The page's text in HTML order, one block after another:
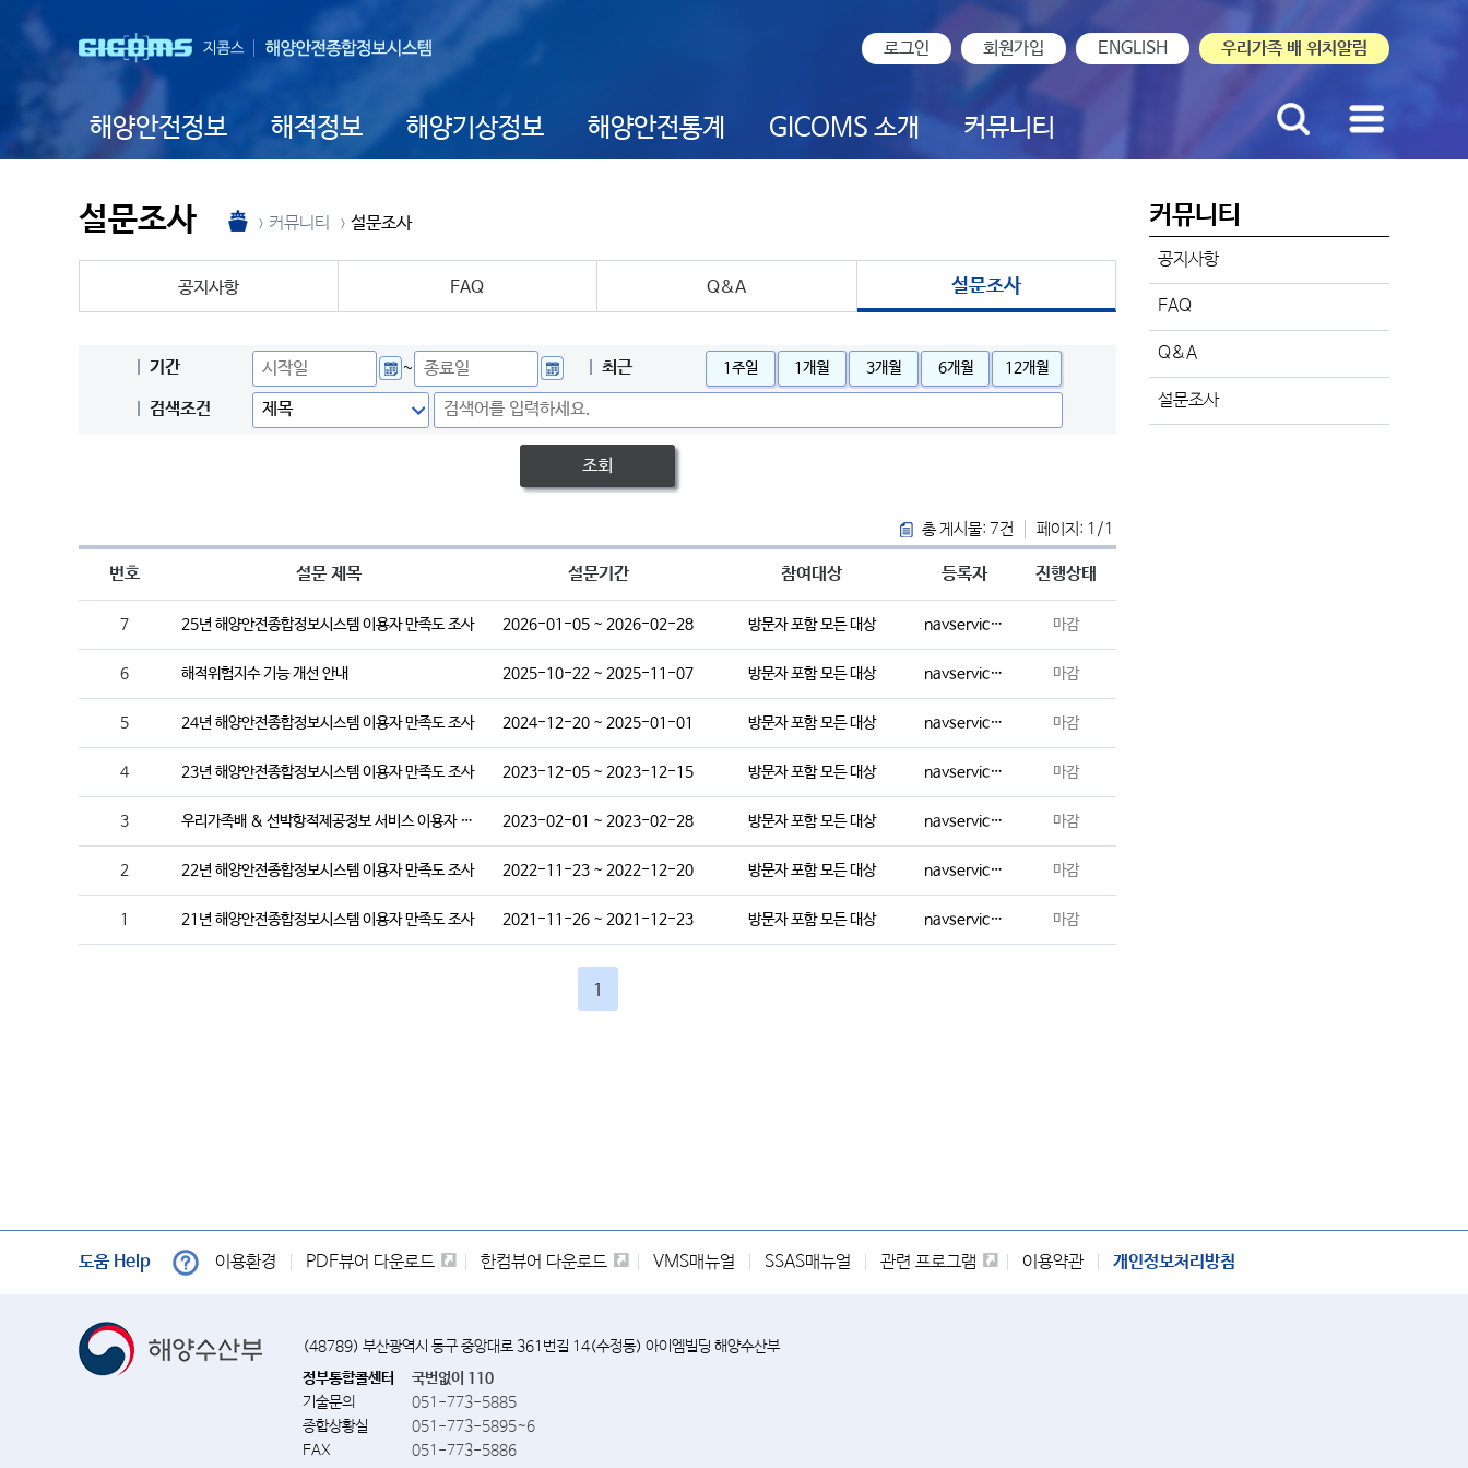
로그인 회원가입 ENGLISH 우리가족 배 위치알림
해양안전정보 해적정보 해양기상정보 해양안전통계 GICOMS 소개 커뮤니티
설문조사 커뮤니티 설문조사
공지사항 FAQ Q&A 설문조사
기간 ~ 최근 1주일 1개월 3개월 6개월 12개월
검색조건
조회
총 게시물: 7건 페이지: 1/1
번호 설문 제목 설문기간 참여대상 등록자 진행상태
7 25년 해양안전종합정보시스템 이용자 만족도 조사 2026-01-05 ~ 2026-02-28 방문자 포함 모든 대상 navservices 마감
6 해적위험지수 기능 개선 안내 2025-10-22 ~ 2025-11-07 방문자 포함 모든 대상 navservices 마감
5 24년 해양안전종합정보시스템 이용자 만족도 조사 2024-12-20 ~ 2025-01-01 방문자 포함 모든 대상 navservices 마감
4 23년 해양안전종합정보시스템 이용자 만족도 조사 2023-12-05 ~ 2023-12-15 방문자 포함 모든 대상 navservices 마감
3 우리가족배 & 선박항적제공정보 서비스 이용자 만족도 조사 2023-02-01 ~ 2023-02-28 방문자 포함 모든 대상 navservices 마감
2 22년 해양안전종합정보시스템 이용자 만족도 조사 2022-11-23 ~ 2022-12-20 방문자 포함 모든 대상 navservices 마감
1 21년 해양안전종합정보시스템 이용자 만족도 조사 2021-11-26 ~ 2021-12-23 방문자 포함 모든 대상 navservices 마감
1
커뮤니티
공지사항
FAQ
Q&A
설문조사
도움 Help 이용환경 PDF뷰어 다운로드 한컴뷰어 다운로드 VMS매뉴얼 SSAS매뉴얼 관련 프로그램 이용약관 개인정보처리방침
(48789) 부산광역시 동구 중앙대로 361번길 14(수정동) 아이엠빌딩 해양수산부
정부통합콜센터
국번없이 110
기술문의
051-773-5885
종합상황실
051-773-5895~6
FAX
051-773-5886